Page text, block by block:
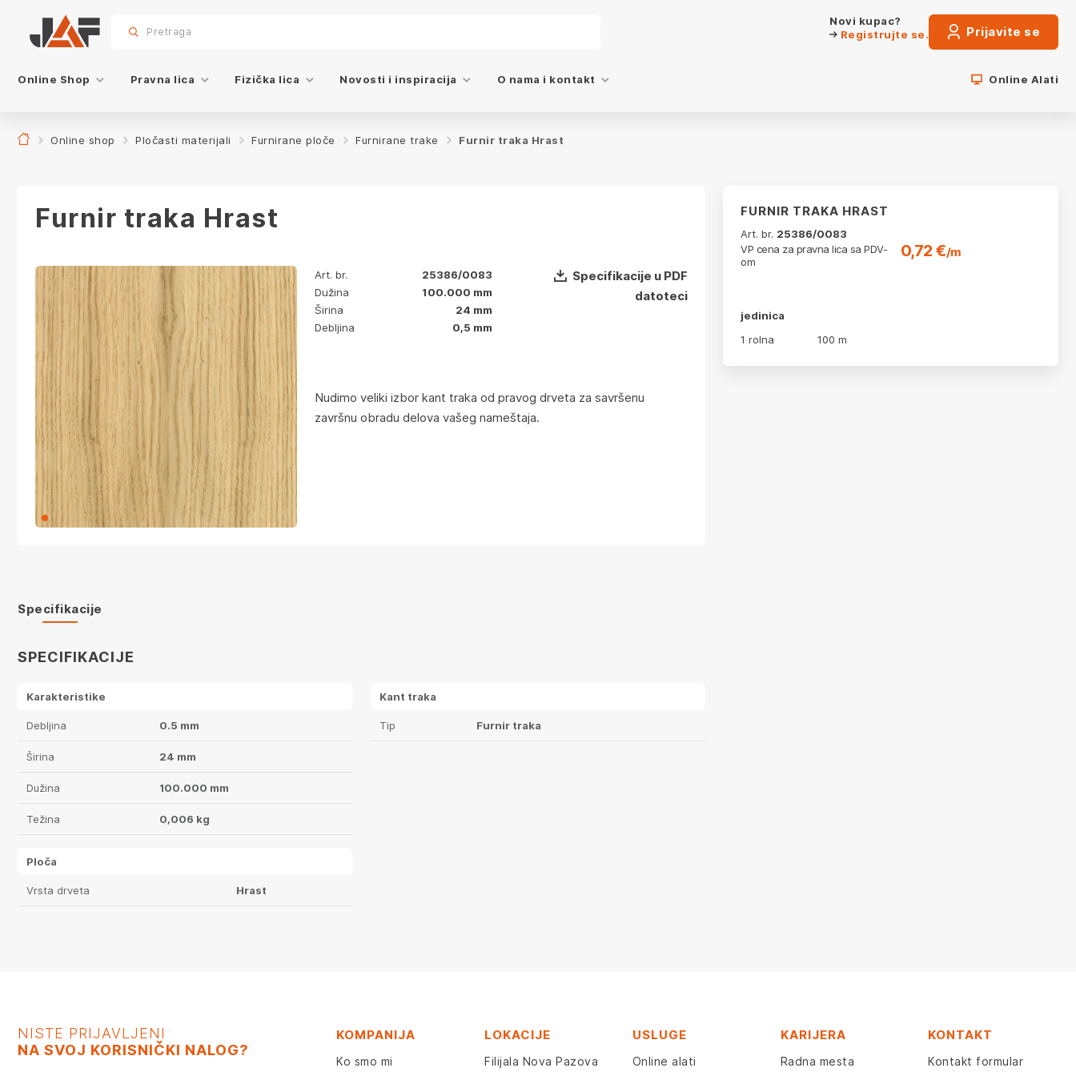
sr.skip-to.main-content
sr.skip-to.table-of-contents
sr.skip-to.main-navigation
Pretraga
Novi kupac?
Registrujte se.
Prijavite se
Online Shop Pravna lica Fizička lica Novosti i inspiracija O nama i kontakt Online Alati
Online shop Pločasti materijali Furnirane ploče Furnirane trake Furnir traka Hrast
Furnir traka Hrast
Art. br.
25386/0083
Dužina
100.000 mm
Širina
24 mm
Debljina
0,5 mm
Specifikacije u PDF
datoteci
Nudimo veliki izbor kant traka od pravog drveta za savršenu
završnu obradu delova vašeg nameštaja.
FURNIR TRAKA HRAST
Art. br. 25386/0083
VP cena za pravna lica sa PDV-
om
0,72 €/m
jedinica
1 rolna
100 m
Specifikacije
SPECIFIKACIJE
Karakteristike
Debljina 0.5 mm
Širina 24 mm
Dužina 100.000 mm
Težina 0,006 kg
Ploča
Vrsta drveta Hrast
Kant traka
Tip Furnir traka
NISTE PRIJAVLJENI
NA SVOJ KORISNIČKI NALOG?
KOMPANIJA
Ko smo mi
LOKACIJE
Filijala Nova Pazova
USLUGE
Online alati
KARIJERA
Radna mesta
KONTAKT
Kontakt formular